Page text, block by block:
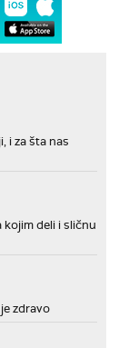
i za šta nas
deli i sličnu
zdravo